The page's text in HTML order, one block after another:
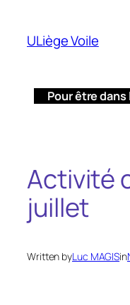
contenu
ULiège Voile
Pour être
Activité
juillet
Written byLuc MAGISin